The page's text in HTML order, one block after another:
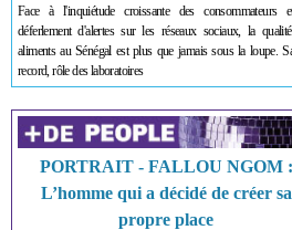
Face à l'inquiétude croissante des consommateurs
déferlement d'alertes sur les réseaux sociaux, la
aliments au Sénégal est plus que jamais sous la loupe.
record, rôle des laboratoires
PORTRAIT - FALLOU NGOM :
L’homme qui a décidé de créer sa
propre place